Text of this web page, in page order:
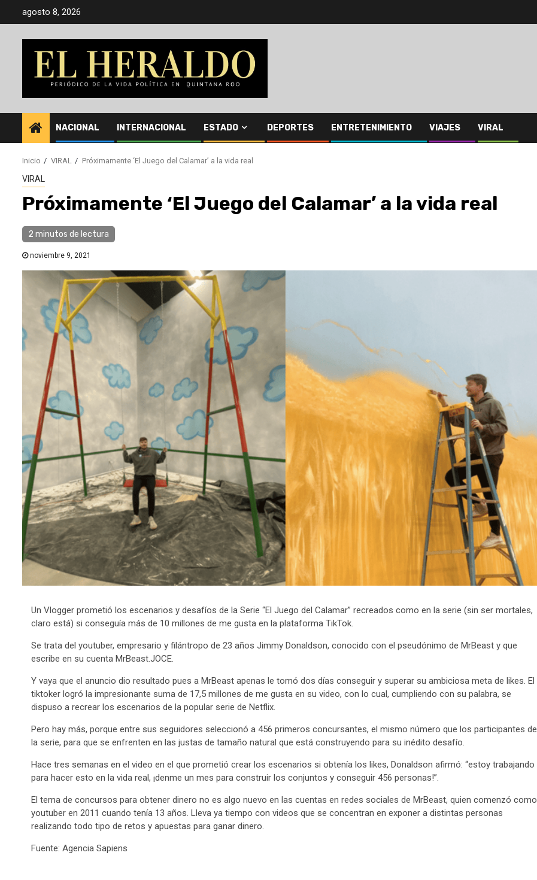
agosto 8, 2026
NACIONAL INTERNACIONAL ESTADO DEPORTES ENTRETENIMIENTO VIAJES VIRAL
Inicio VIRAL Próximamente ‘El Juego del Calamar’ a la vida real
VIRAL
Próximamente ‘El Juego del Calamar’ a la vida real
2 minutos de lectura
noviembre 9, 2021
Un Vlogger prometió los escenarios y desafíos de la Serie “El Juego del Calamar” recreados como en la serie (sin ser mortales,
claro está) si conseguía más de 10 millones de me gusta en la plataforma TikTok.
Se trata del youtuber, empresario y filántropo de 23 años Jimmy Donaldson, conocido con el pseudónimo de MrBeast y que
escribe en su cuenta MrBeast.JOCE.
Y vaya que el anuncio dio resultado pues a MrBeast apenas le tomó dos días conseguir y superar su ambiciosa meta de likes. El
tiktoker logró la impresionante suma de 17,5 millones de me gusta en su video, con lo cual, cumpliendo con su palabra, se
dispuso a recrear los escenarios de la popular serie de Netflix.
Pero hay más, porque entre sus seguidores seleccionó a 456 primeros concursantes, el mismo número que los participantes de
la serie, para que se enfrenten en las justas de tamaño natural que está construyendo para su inédito desafío.
Hace tres semanas en el video en el que prometió crear los escenarios si obtenía los likes, Donaldson afirmó: “estoy trabajando
para hacer esto en la vida real, ¡denme un mes para construir los conjuntos y conseguir 456 personas!”.
El tema de concursos para obtener dinero no es algo nuevo en las cuentas en redes sociales de MrBeast, quien comenzó como
youtuber en 2011 cuando tenía 13 años. Lleva ya tiempo con videos que se concentran en exponer a distintas personas
realizando todo tipo de retos y apuestas para ganar dinero.
Fuente: Agencia Sapiens